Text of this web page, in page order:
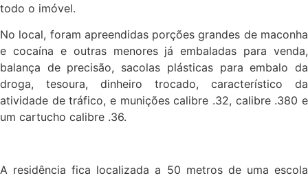
todo o imóvel.
No local, foram apreendidas porções grandes de maconha
e cocaína e outras menores já embaladas para venda,
balança de precisão, sacolas plásticas para embalo da
droga, tesoura, dinheiro trocado, característico da
atividade de tráfico, e munições calibre .32, calibre .380 e
um cartucho calibre .36.
A residência fica localizada a 50 metros de uma escola